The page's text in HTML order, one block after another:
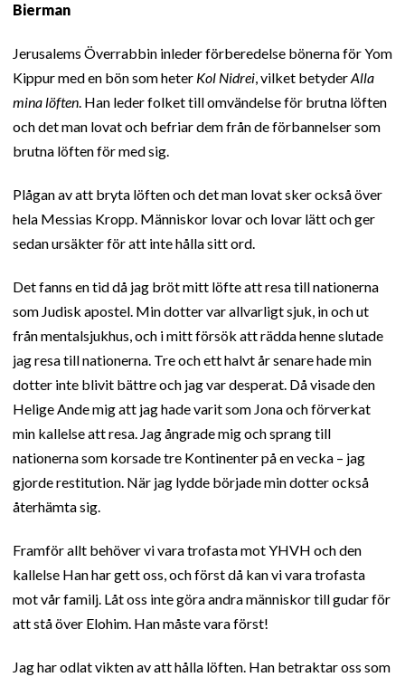
Bierman
Jerusalems Överrabbin inleder förberedelse bönerna för Yom
Kippur med en bön som heter Kol Nidrei, vilket betyderAlla
mina löften. Han leder folket till omvändelse för brutna löften
och det man lovat och befriar dem från de förbannelser som
brutna löften för med sig.
Plågan av att bryta löften och det man lovat sker också över
hela Messias Kropp. Människor lovar och lovar lätt och ger
sedan ursäkter för att inte hålla sitt ord.
Det fanns en tid då jag bröt mitt löfte att resa till nationerna
som Judisk apostel. Min dotter var allvarligt sjuk, in och ut
från mentalsjukhus, och i mitt försök att rädda henne slutade
jag resa till nationerna. Tre och ett halvt år senare hade min
dotter inte blivit bättre och jag var desperat. Då visade den
Helige Ande mig att jag hade varit som Jona och förverkat
min kallelse att resa. Jag ångrade mig och sprang till
nationerna som korsade tre Kontinenter på en vecka – jag
gjorde restitution. När jag lydde började min dotter också
återhämta sig.
Framför allt behöver vi vara trofasta mot YHVH och den
kallelse Han har gett oss, och först då kan vi vara trofasta
mot vår familj. Låt oss inte göra andra människor till gudar för
att stå över Elohim. Han måste vara först!
Jag har odlat vikten av att hålla löften. Han betraktar oss som